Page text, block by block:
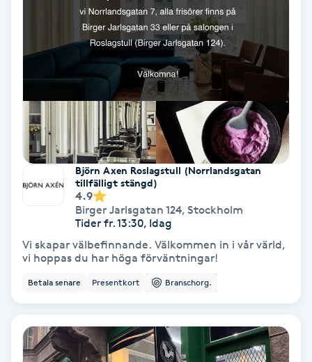
Föning
Gel naglar
Gelenaglar
Gellack
Gellack med förstärkning
Gruppträning
Björn Axen Roslagstull (Norrlandsgatan
tillfälligt stängd)
4.9
Birger Jarlsgatan 124, Stockholm
Tider fr. 13:30, Idag
Vi skapar välbefinnande. Välkommen in i vår värld,
vi hoppas du har höga förväntningar!
Betala senare Presentkort Branschorg.